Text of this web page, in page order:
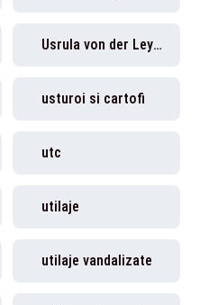
Usrula von der Leyen
usturoi si cartofi
utc
utilaje
utilaje vandalizate